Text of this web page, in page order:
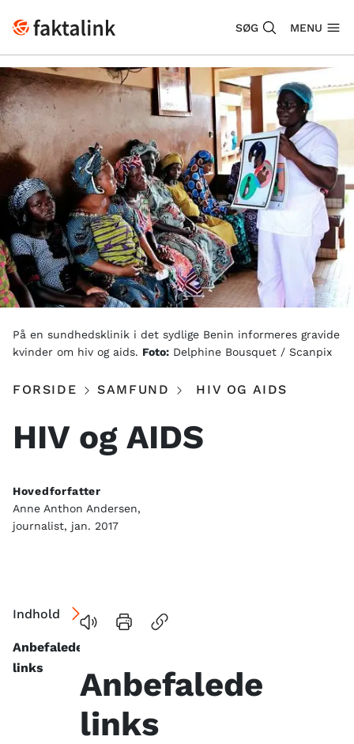
SØG MENU
På en sundhedsklinik i det sydlige Benin informeres gravide
kvinder om hiv og aids. Foto: Delphine Bousquet / Scanpix
FORSIDE SAMFUND HIV OG AIDS
HIV og AIDS
Hovedforfatter
Anne Anthon Andersen,
journalist, jan. 2017
Indhold
Anbefalede
links
Anbefalede
links